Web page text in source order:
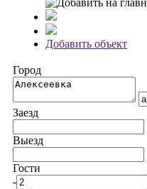
Добавить объект
Город
Заезд
Выезд
Гости
-